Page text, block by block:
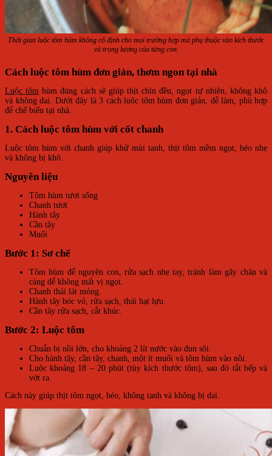
Thời gian luộc tôm hùm không cố định cho mọi trường hợp mà phụ thuộc vào kích thước
và trọng lượng của từng con.
Cách luộc tôm hùm đơn giản, thơm ngon tại nhà
Luộc tôm hùm đúng cách sẽ giúp thịt chín đều, ngọt tự nhiên, không khô
và không dai. Dưới đây là 3 cách luộc tôm hùm đơn giản, dễ làm, phù hợp
để chế biến tại nhà.
1. Cách luộc tôm hùm với cốt chanh
Luộc tôm hùm với chanh giúp khử mùi tanh, thịt tôm mềm ngọt, béo nhẹ
và không bị khô.
Nguyên liệu
Tôm hùm tươi sống
Chanh tươi
Hành tây
Cần tây
Muối
Bước 1: Sơ chế
Tôm hùm để nguyên con, rửa sạch nhẹ tay, tránh làm gãy chân và
càng để không mất vị ngọt.
Chanh thái lát mỏng.
Hành tây bóc vỏ, rửa sạch, thái hạt lựu.
Cần tây rửa sạch, cắt khúc.
Bước 2: Luộc tôm
Chuẩn bị nồi lớn, cho khoảng 2 lít nước vào đun sôi.
Cho hành tây, cần tây, chanh, một ít muối và tôm hùm vào nồi.
Luộc khoảng 18 – 20 phút (tùy kích thước tôm), sau đó tắt bếp và
vớt ra.
Cách này giúp thịt tôm ngọt, béo, không tanh và không bị dai.